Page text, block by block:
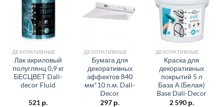
ДЕКОРАТИВНЫЕ МАТЕРИАЛЫ
Лак акриловый
полуглянц 0,9 кг
БЕСЦВЕТ Dali-
decor Fluid
521 р.
ДЕКОРАТИВНЫЕ МАТЕРИАЛЫ
Бумага для
декоративных
эффектов 840
мм*10 п.м. Dali-
Decor
297 р.
ДЕКОРАТИВНЫЕ МАТЕРИАЛЫ
Краска для
декоративных
покрытий 5 л
База А (Белая)
Base Dali-Decor
2 590 р.